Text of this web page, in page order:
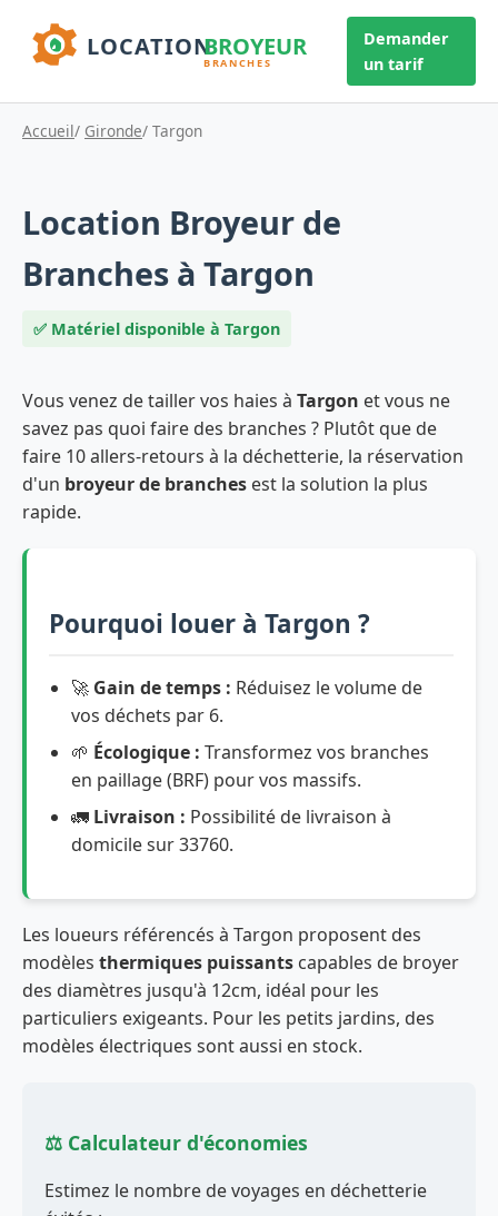
Demander
un tarif
Accueil/ Gironde/ Targon
Location Broyeur de
Branches à Targon
✅ Matériel disponible à Targon
Vous venez de tailler vos haies à Targon et vous ne
savez pas quoi faire des branches ? Plutôt que de
faire 10 allers-retours à la déchetterie, la réservation
d'un broyeur de branches est la solution la plus
rapide.
Pourquoi louer à Targon ?
🚀 Gain de temps : Réduisez le volume de
vos déchets par 6.
🌱 Écologique : Transformez vos branches
en paillage (BRF) pour vos massifs.
🚛 Livraison : Possibilité de livraison à
domicile sur 33760.
Les loueurs référencés à Targon proposent des
modèles thermiques puissants capables de broyer
des diamètres jusqu'à 12cm, idéal pour les
particuliers exigeants. Pour les petits jardins, des
modèles électriques sont aussi en stock.
⚖️ Calculateur d'économies
Estimez le nombre de voyages en déchetterie